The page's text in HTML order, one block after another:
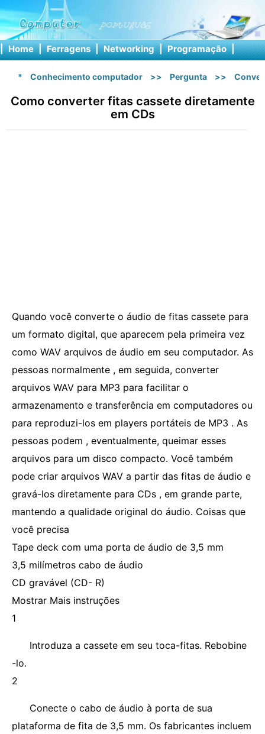
| Home | Ferragens | Networking | Programação |
* Conhecimento computador >> Pergunta >>
Como converter fitas cassete diretamente
em CDs
Quando você converte o áudio de fitas cassete para
um formato digital, que aparecem pela primeira vez
como WAV arquivos de áudio em seu computador. As
pessoas normalmente , em seguida, converter
arquivos WAV para MP3 para facilitar o
armazenamento e transferência em computadores ou
para reproduzi-los em players portáteis de MP3 . As
pessoas podem , eventualmente, queimar esses
arquivos para um disco compacto. Você também
pode criar arquivos WAV a partir das fitas de áudio e
gravá-los diretamente para CDs , em grande parte,
mantendo a qualidade original do áudio. Coisas que
você precisa
Tape deck com uma porta de áudio de 3,5 mm
3,5 milímetros cabo de áudio
CD gravável (CD- R)
Mostrar Mais instruções
1
Introduza a cassete em seu toca-fitas. Rebobine
-lo.
2
Conecte o cabo de áudio à porta de sua
plataforma de fita de 3,5 mm. Os fabricantes incluem